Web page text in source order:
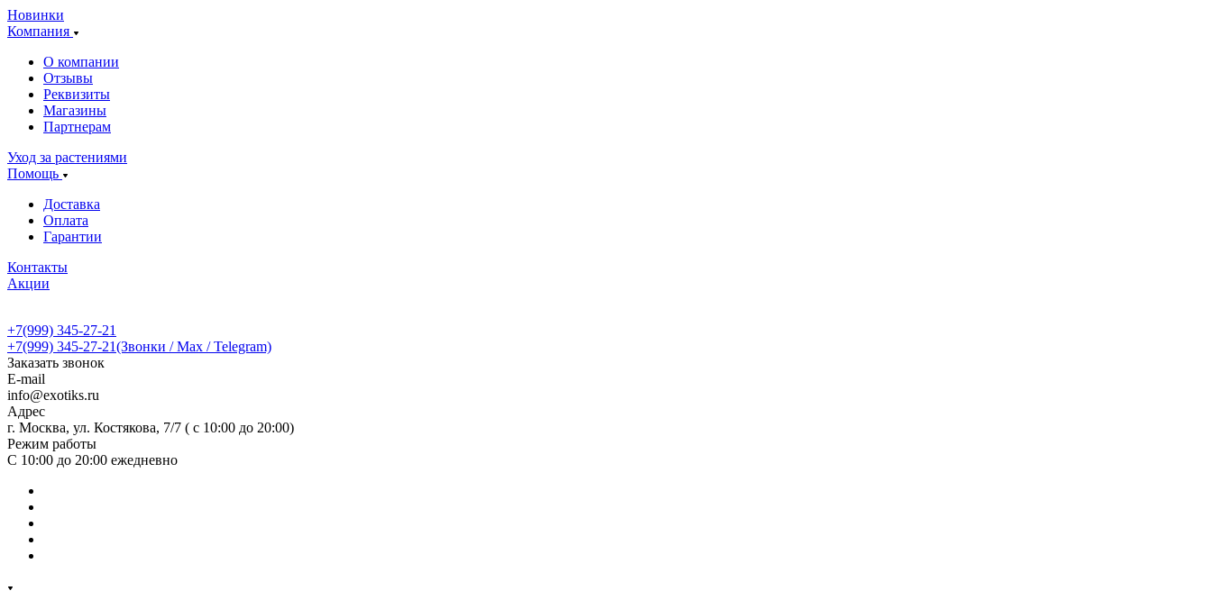
Новинки
Компания
О компании
Отзывы
Реквизиты
Магазины
Партнерам
Уход за растениями
Помощь
Доставка
Оплата
Гарантии
Контакты
Акции
+7(999) 345-27-21
+7(999) 345-27-21(Звонки / Max / Telegram)
Заказать звонок
E-mail
info@exotiks.ru
Адрес
г. Москва, ул. Костякова, 7/7 ( с 10:00 до 20:00)
Режим работы
С 10:00 до 20:00 ежедневно